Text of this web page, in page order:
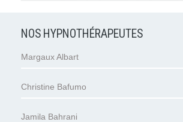
NOS HYPNOTHÉRAPEUTES
Margaux Albart
Christine Bafumo
Jamila Bahrani